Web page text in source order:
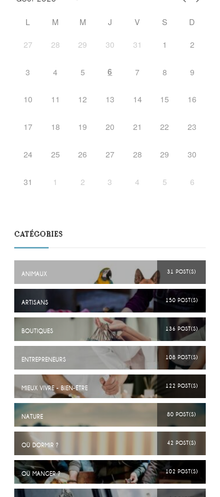
L M M J V S
D
27
28 29 30 31 1 2
3 4 5 6 7 8 9
10 11 12 13 14 15 16
17 18 19 20 21 22 23
24 25 26 27 28 29 30
31 1 2 3 4 5 6
CATÉGORIES
ANIMAUX 31 POST(S)
ARTISANS 150 POST(S)
BOUTIQUES 136 POST(S)
ENTREPRENEURS 108 POST(S)
MIEUX VIVRE - BIEN-ÊTRE 122 POST(S)
NATURE 80 POST(S)
OÙ DORMIR ? 42 POST(S)
OÙ MANGER ? 102 POST(S)